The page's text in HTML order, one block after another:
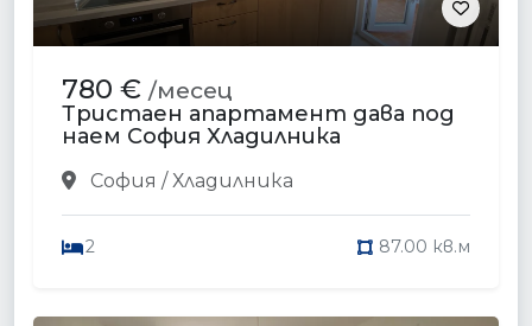
780 € /месец
Тристаен апартамент дава под
наем София Хладилника
София / Хладилника
2 87.00 кв.м